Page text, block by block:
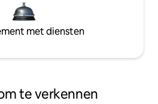
met diensten
te verkennen